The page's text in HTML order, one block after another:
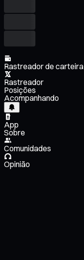
Rastreador de carteira
Rastreador
Posições
Acompanhando
App
Sobre
Comunidades
Opinião